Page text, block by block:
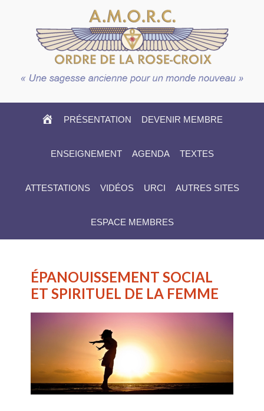
HOME
PRÉSENTATION DEVENIR MEMBRE
ENSEIGNEMENT AGENDA TEXTES
ATTESTATIONS VIDÉOS URCI AUTRES SITES
ESPACE MEMBRES
ÉPANOUISSEMENT SOCIAL
ET SPIRITUEL DE LA FEMME